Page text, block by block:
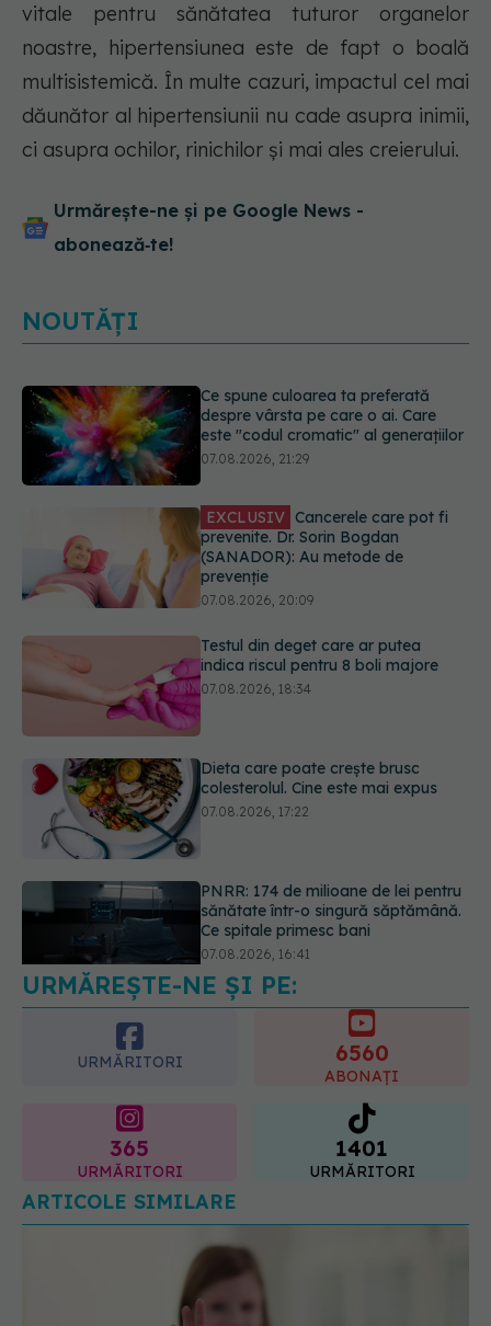
vitale pentru sănătatea tuturor organelor
noastre, hipertensiunea este de fapt o boală
multisistemică. În multe cazuri, impactul cel mai
dăunător al hipertensiunii nu cade asupra inimii,
ci asupra ochilor, rinichilor și mai ales creierului.
Urmărește-ne și pe Google News -
abonează‑te!
NOUTĂȚI
EXCLUSIV Cancerele care pot fi
prevenite. Dr. Sorin Bogdan
(SANADOR): Au metode de
prevenție
Testul din deget care ar putea
indica riscul pentru 8 boli majore
07.08.2026, 18:34
Dieta care poate crește brusc
colesterolul. Cine este mai expus
07.08.2026, 17:22
PNRR: 174 de milioane de lei pentru
sănătate într-o singură săptămână.
Ce spitale primesc bani
Ce spune culoarea ta preferată
despre vârsta pe care o ai. Care
este "codul cromatic" al generațiilor
07.08.2026, 21:29
URMĂREȘTE-NE ȘI PE:
URMĂRITORI
365
URMĂRITORI
1401
URMĂRITORI
ARTICOLE SIMILARE